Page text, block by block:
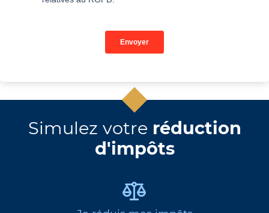
Simulez votre réduction
d'impôts